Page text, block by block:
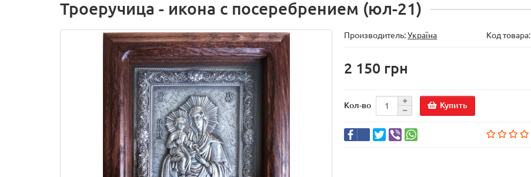
Троеручица - икона с посеребрением (юл-21)
Производитель:Україна Код товара:
2 150 грн
Кол-во Купить